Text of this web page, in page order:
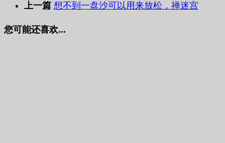
上一篇 想不到一盘沙可以用来放松，禅迷宫
您可能还喜欢...